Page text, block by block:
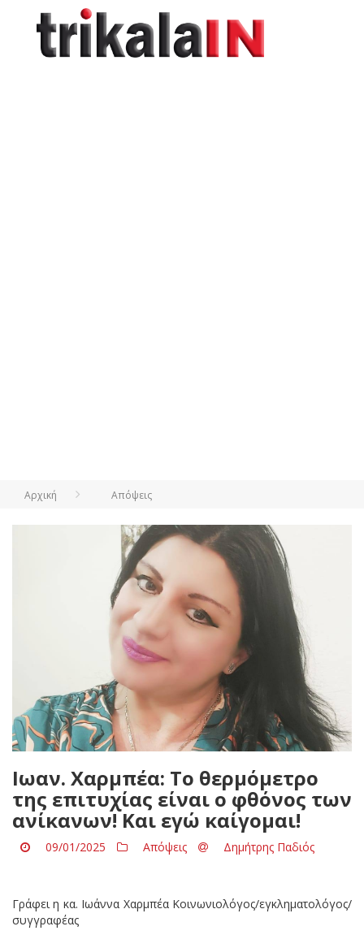
Αρχική Απόψεις
Ιωαν. Χαρμπέα: Το θερμόμετρο
της επιτυχίας είναι ο φθόνος των
ανίκανων! Και εγώ καίγομαι!
09/01/2025 Απόψεις Δημήτρης Παδιός
Γράφει η κα. Ιωάννα Χαρμπέα Κοινωνιολόγος/εγκληματολόγος/
συγγραφέας